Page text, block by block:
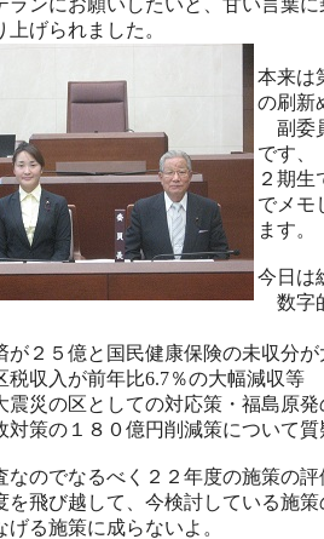
ランにお願いしたいと、甘い言葉
上げられました。
本来は
の刷新
副委
です、
２期
でメモ
ます。
今日は
数字
２５億と国民健康保険の未収分が
収入が前年比6.7％の大幅減収等
災の区としての対応策・福島原
策の１８０億円削減策について質
のでなるべく２２年度の施策の評
飛び越して、今検討している施
る施策に成らないよ。